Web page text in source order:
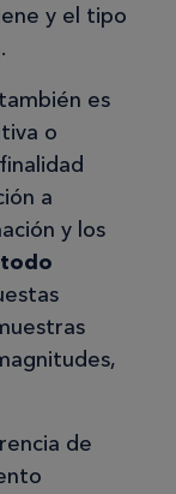
y el tipo
también es
o
a
y los
de